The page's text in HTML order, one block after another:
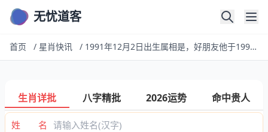
无忧道客
首页 / 星肖快讯 / 1991年12月2日出生属相是，好朋友他于1991年12月2日出生，他
生肖详批 八字精批 2026运势 命中贵人
姓 名